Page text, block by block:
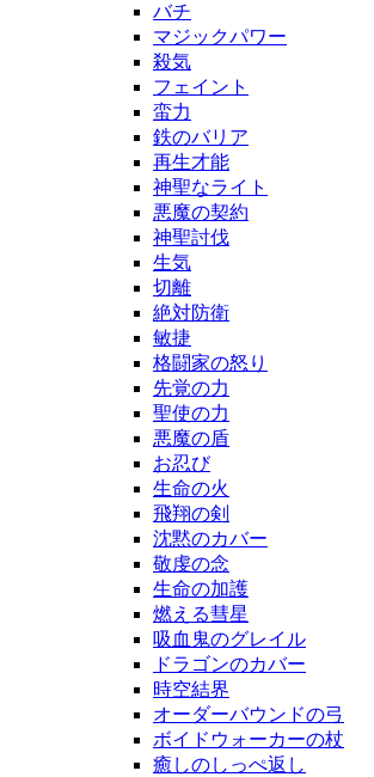
バチ
マジックパワー
殺気
フェイント
蛮力
鉄のバリア
再生才能
神聖なライト
悪魔の契約
神聖討伐
生気
切離
絶対防衛
敏捷
格闘家の怒り
先覚の力
聖使の力
悪魔の盾
お忍び
生命の火
飛翔の剣
沈黙のカバー
敬虔の念
生命の加護
燃える彗星
吸血鬼のグレイル
ドラゴンのカバー
時空結界
オーダーバウンドの弓
ボイドウォーカーの杖
癒しのしっぺ返し